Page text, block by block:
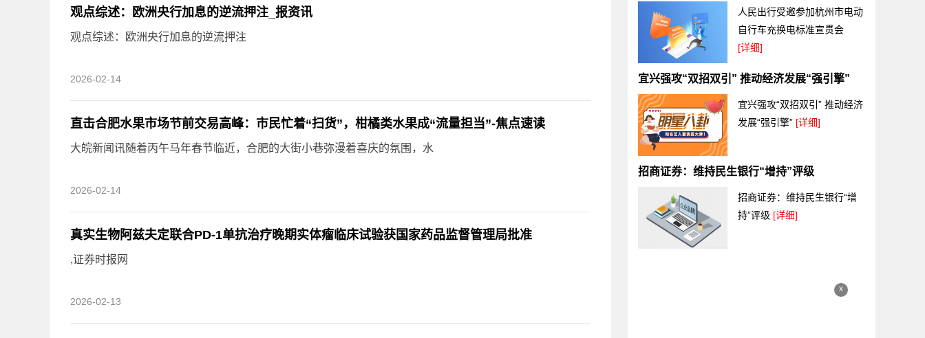
观点综述：欧洲央行加息的逆流押注_报资讯
观点综述：欧洲央行加息的逆流押注
2026-02-14
直击合肥水果市场节前交易高峰：市民忙着“扫货”，柑橘类水果成“流量担当”-焦点速读
大皖新闻讯随着丙午马年春节临近，合肥的大街小巷弥漫着喜庆的氛围，水
2026-02-14
真实生物阿兹夫定联合PD-1单抗治疗晚期实体瘤临床试验获国家药品监督管理局批准
,证券时报网
2026-02-13
人民出行受邀参加杭州市电动
自行车充换电标准宣贯会
[详细]
宜兴强攻“双招双引” 推动经济发展“强引擎”
宜兴强攻“双招双引” 推动经济
发展“强引擎” [详细]
招商证券：维持民生银行“增持”评级
招商证券：维持民生银行“增
持”评级 [详细]
x